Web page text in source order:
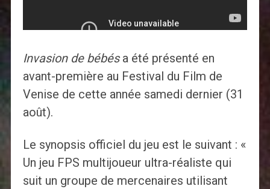
Invasion de bébésa été présenté en
avant-première au Festival du Film de
Venise de cette année samedi dernier (31
août).
Le synopsis officiel du jeu est le suivant : «
Un jeu FPS multijoueur ultra-réaliste qui
suit un groupe de mercenaires utilisant